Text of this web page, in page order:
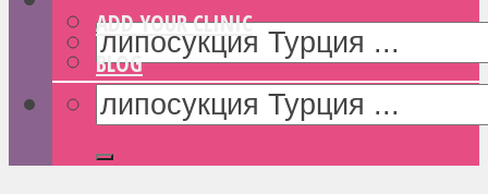
ADD YOUR CLINIC
BLOG